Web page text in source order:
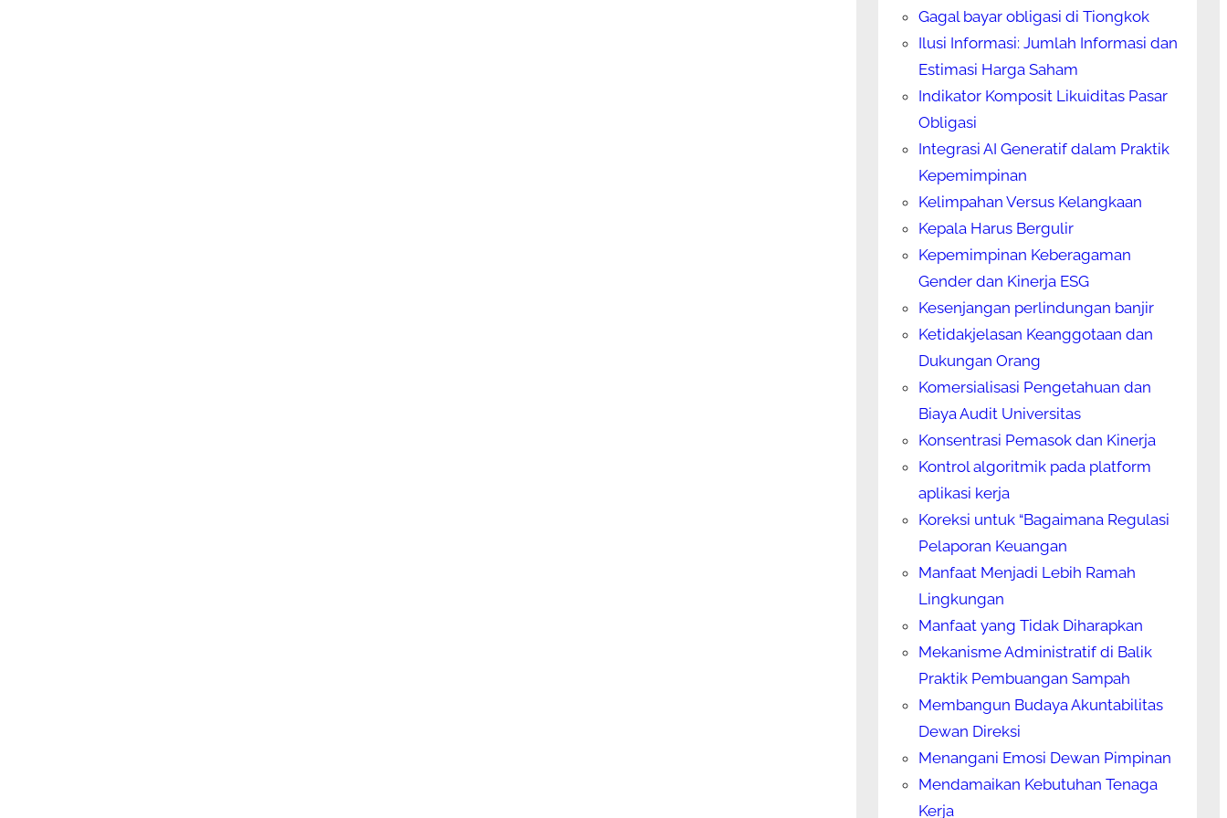
Gagal bayar obligasi di Tiongkok
Ilusi Informasi: Jumlah Informasi dan
Estimasi Harga Saham
Indikator Komposit Likuiditas Pasar
Obligasi
Integrasi AI Generatif dalam Praktik
Kepemimpinan
Kelimpahan Versus Kelangkaan
Kepala Harus Bergulir
Kepemimpinan Keberagaman
Gender dan Kinerja ESG
Kesenjangan perlindungan banjir
Ketidakjelasan Keanggotaan dan
Dukungan Orang
Komersialisasi Pengetahuan dan
Biaya Audit Universitas
Konsentrasi Pemasok dan Kinerja
Kontrol algoritmik pada platform
aplikasi kerja
Koreksi untuk “Bagaimana Regulasi
Pelaporan Keuangan
Manfaat Menjadi Lebih Ramah
Lingkungan
Manfaat yang Tidak Diharapkan
Mekanisme Administratif di Balik
Praktik Pembuangan Sampah
Membangun Budaya Akuntabilitas
Dewan Direksi
Menangani Emosi Dewan Pimpinan
Mendamaikan Kebutuhan Tenaga
Kerja